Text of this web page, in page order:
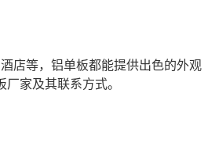
店等，铝单板都能提供出色的外观
家及其联系方式。